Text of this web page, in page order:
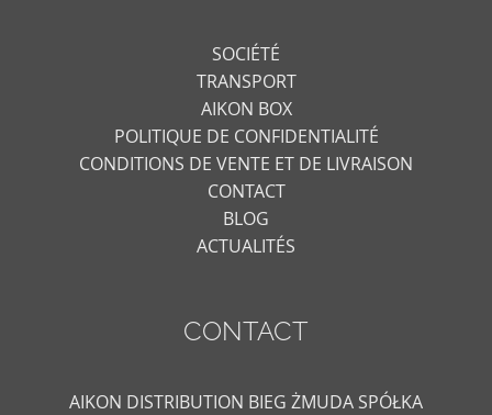
SOCIÉTÉ
TRANSPORT
AIKON BOX
POLITIQUE DE CONFIDENTIALITÉ
CONDITIONS DE VENTE ET DE LIVRAISON
CONTACT
BLOG
ACTUALITÉS
CONTACT
AIKON DISTRIBUTION BIEG ŻMUDA SPÓŁKA